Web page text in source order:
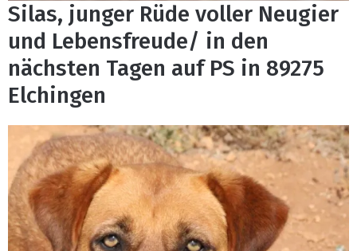
Silas, junger Rüde voller Neugier
und Lebensfreude/ in den
nächsten Tagen auf PS in 89275
Elchingen